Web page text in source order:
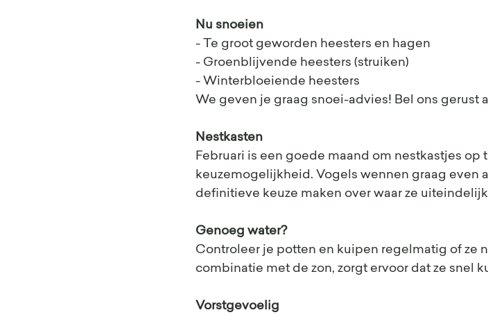
Nu snoeien
- Te groot geworden heesters en hagen
- Groenblijvende heesters (struiken)
- Winterbloeiende heesters
We geven je graag snoei-advies! Bel ons gerust
Nestkasten
Februari is een goede maand om nestkastjes op
keuzemogelijkheid. Vogels wennen graag even
definitieve keuze maken over waar ze
Genoeg water?
Controleer je potten en kuipen regelmatig of ze
combinatie met de zon, zorgt ervoor dat ze snel
Vorstgevoelig